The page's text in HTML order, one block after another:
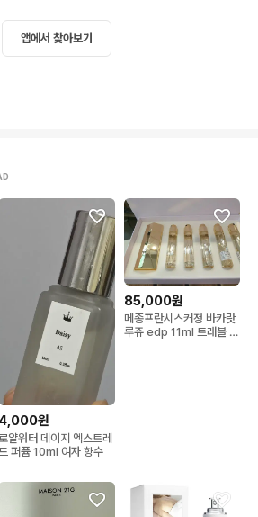
앱에서 찾아보기
4,000원
얄워터 데이지 엑스트레
드 퍼퓸 10ml 여자 향수
85,000원
메종프란시스커정 바카랏
루쥬 edp 11ml 트래블 국